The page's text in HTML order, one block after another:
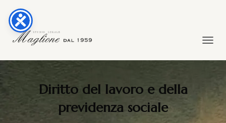
Diritto del lavoro e della
previdenza sociale